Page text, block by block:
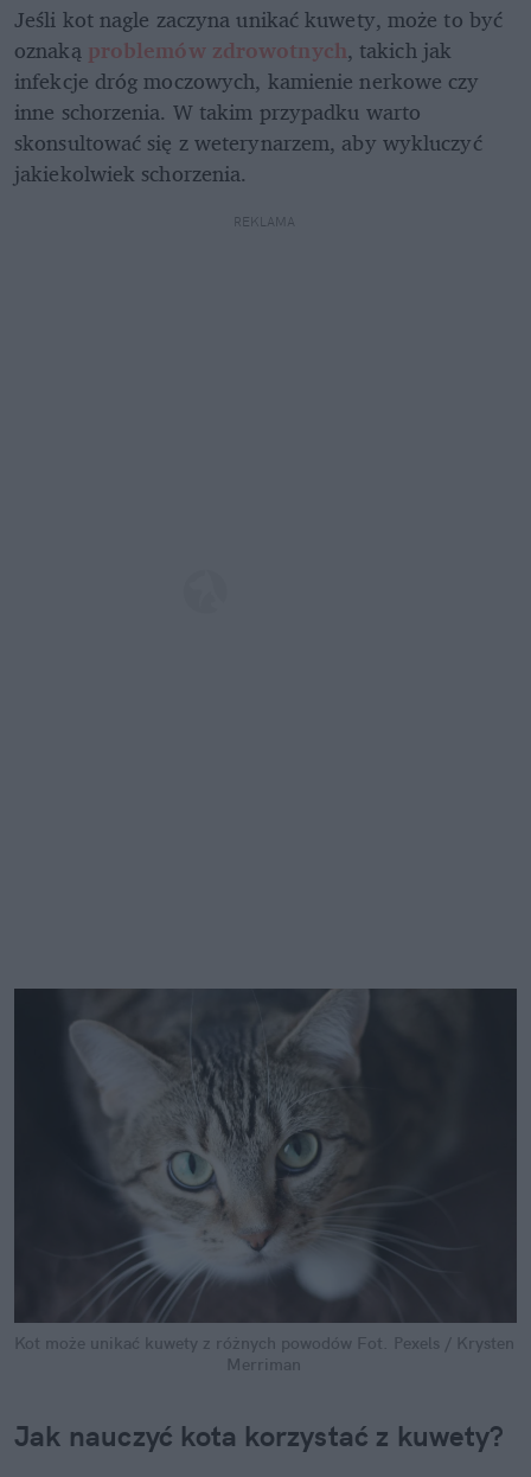
Jeśli kot nagle zaczyna unikać kuwety, może to być
oznaką problemów zdrowotnych, takich jak
infekcje dróg moczowych, kamienie nerkowe czy
inne schorzenia. W takim przypadku warto
skonsultować się z weterynarzem, aby wykluczyć
jakiekolwiek schorzenia.
REKLAMA
Kot może unikać kuwety z różnych powodów Fot. Pexels / Krysten
Merriman
Jak nauczyć kota korzystać z kuwety?